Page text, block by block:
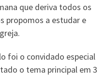
que deriva todos os
propomos a estudar e
foi o convidado especial
o tema principal em 3